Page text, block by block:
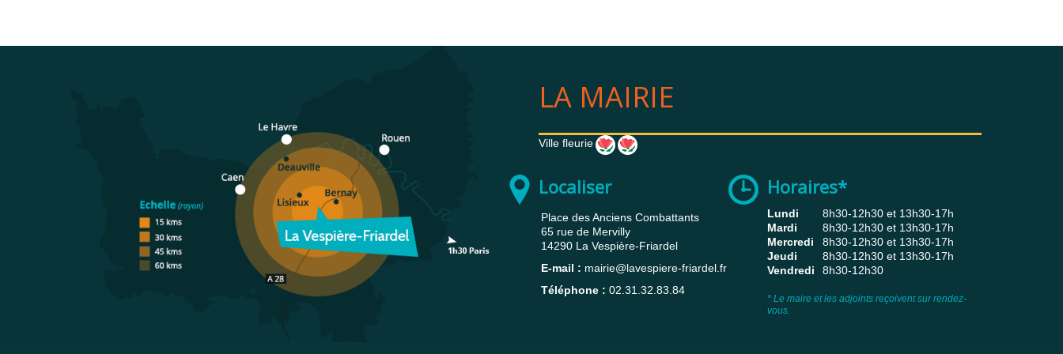
LA MAIRIE
Ville fleurie
Localiser
Place des Anciens Combattants
65 rue de Mervilly
14290 La Vespière-Friardel
E-mail : mairie@lavespiere-friardel.fr
Téléphone : 02.31.32.83.84
Horaires*
Lundi
8h30-12h30 et 13h30-17h
Mardi
8h30-12h30 et 13h30-17h
Mercredi
8h30-12h30 et 13h30-17h
Jeudi
8h30-12h30 et 13h30-17h
Vendredi
8h30-12h30
* Le maire et les adjoints reçoivent sur rendez-
vous.